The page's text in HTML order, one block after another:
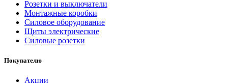
Розетки и выключатели
Монтажные коробки
Силовое оборудование
Щиты электрические
Силовые розетки
Покупателю
Акции